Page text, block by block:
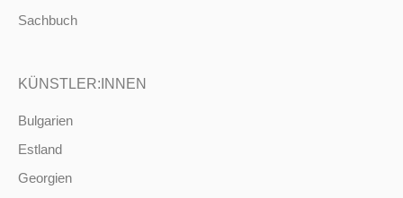
Sachbuch
KÜNSTLER:INNEN
Bulgarien
Estland
Georgien